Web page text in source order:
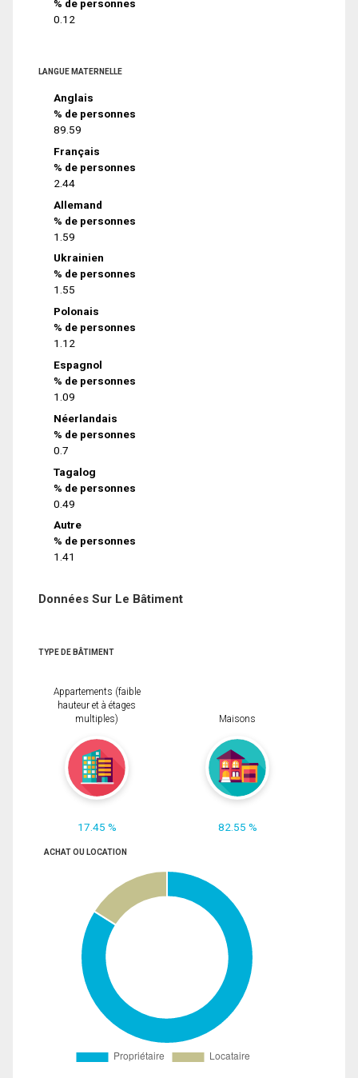
% de personnes
0.12
LANGUE MATERNELLE
Anglais
% de personnes
89.59
Français
% de personnes
2.44
Allemand
% de personnes
1.59
Ukrainien
% de personnes
1.55
Polonais
% de personnes
1.12
Espagnol
% de personnes
1.09
Néerlandais
% de personnes
0.7
Tagalog
% de personnes
0.49
Autre
% de personnes
1.41
Données Sur Le Bâtiment
TYPE DE BÂTIMENT
Appartements (faible
hauteur et à étages
multiples)
17.45 %
Maisons
82.55 %
ACHAT OU LOCATION